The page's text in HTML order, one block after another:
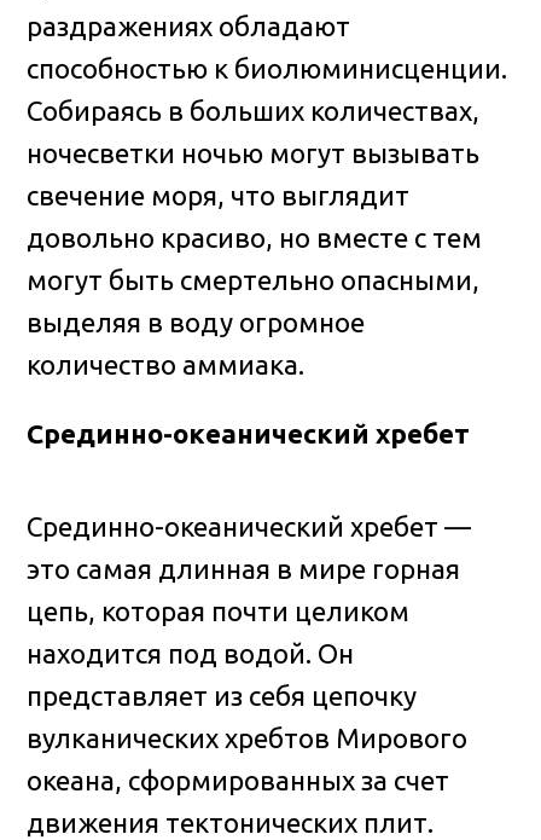
раздражениях обладают
способностью к биолюминисценции.
Собираясь в больших количествах,
ночесветки ночью могут вызывать
свечение моря, что выглядит
довольно красиво, но вместе с тем
могут быть смертельно опасными,
выделяя в воду огромное
количество аммиака.
Срединно-океанический хребет
Срединно-океанический хребет —
это самая длинная в мире горная
цепь, которая почти целиком
находится под водой. Он
представляет из себя цепочку
вулканических хребтов Мирового
океана, сформированных за счет
движения тектонических плит.